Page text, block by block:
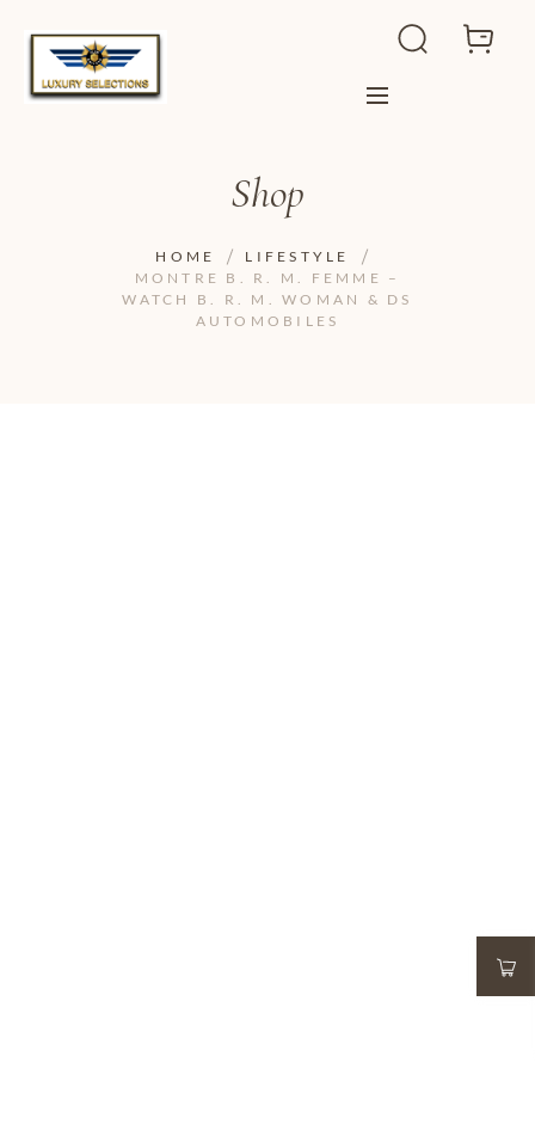
Shop
HOME
LIFESTYLE
MONTRE B. R. M. FEMME –
WATCH B. R. M. WOMAN & DS
AUTOMOBILES